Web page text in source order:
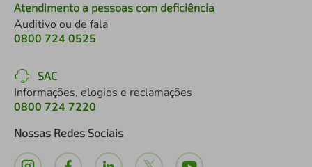
Atendimento a pessoas com deficiência
Auditivo ou de fala
0800 724 0525
SAC
Informações, elogios e reclamações
0800 724 7220
Nossas Redes Sociais